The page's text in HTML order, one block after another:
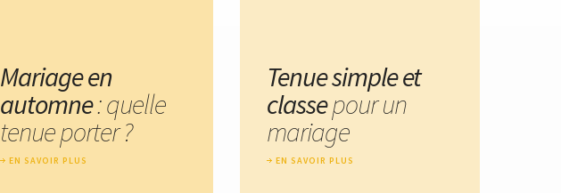
Mariage en
automne: quelle
tenue porter ?
EN SAVOIR PLUS
Tenue simple et
classepour un
mariage
EN SAVOIR PLUS